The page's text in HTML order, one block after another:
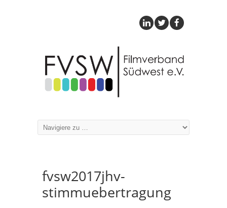
fvsw2017jhv-
stimmuebertragung